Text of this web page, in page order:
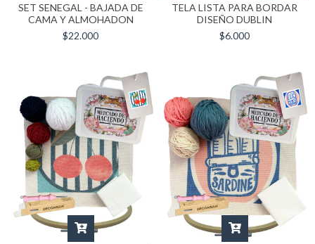
SET SENEGAL - BAJADA DE
CAMA Y ALMOHADON
$22.000
TELA LISTA PARA BORDAR
DISEÑO DUBLIN
$6.000